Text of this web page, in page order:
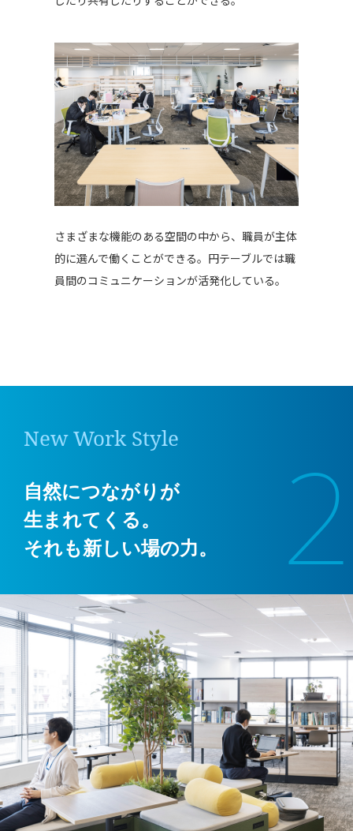
さまざまな機能のある空間の中から、職員が主体
的に選んで働くことができる。円テーブルでは職
員間のコミュニケーションが活発化している。
New Work Style
自然につながりが
生まれてくる。
それも新しい場の力。
2